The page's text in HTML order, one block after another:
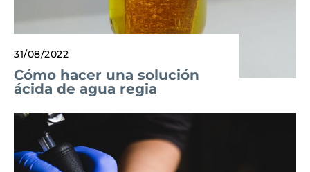
31/08/2022
Cómo hacer una solución
ácida de agua regia